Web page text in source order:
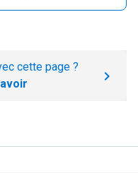
cette page ?